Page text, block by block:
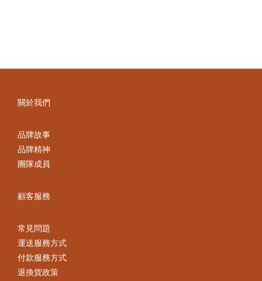
關於我們
品牌故事
品牌精神
團隊成員
顧客服務
常見問題
運送服務方式
付款服務方式
退換貨政策